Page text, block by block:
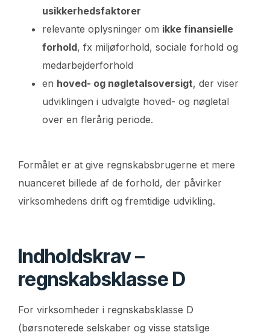
usikkerhedsfaktorer
relevante oplysninger om ikke finansielle
forhold, fx miljøforhold, sociale forhold og
medarbejderforhold
en hoved- og nøgletalsoversigt, der viser
udviklingen i udvalgte hoved- og nøgletal
over en flerårig periode.
Formålet er at give regnskabsbrugerne et mere
nuanceret billede af de forhold, der påvirker
virksomhedens drift og fremtidige udvikling.
Indholdskrav –
regnskabsklasse D
For virksomheder i regnskabsklasse D
(børsnoterede selskaber og visse statslige